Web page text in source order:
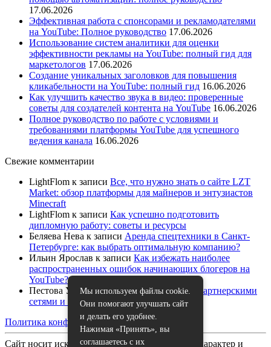
17.06.2026
Эффективная работа с спонсорами и рекламодателями
на YouTube: Полное руководство 17.06.2026
Использование систем аналитики для оценки
эффективности рекламы на YouTube: полный гид для
маркетологов 17.06.2026
Создание уникальных заголовков для повышения
кликабельности на YouTube: полный гид 16.06.2026
Как улучшить качество звука в видео: проверенные
советы для создателей контента на YouTube 16.06.2026
Полное руководство по работе с условиями и
требованиями платформы YouTube для успешного
ведения канала 16.06.2026
Свежие комментарии
LightFlom к записи Все, что нужно знать о сайте LZT
Market: обзор платформы для майнеров и энтузиастов
Minecraft
LightFlom к записи Как успешно подготовить
дипломную работу: советы и ресурсы
Беляева Нева к записи Аренда спецтехники в Санкт-
Петербурге: как выбрать оптимальную компанию?
Ильин Ярослав к записи Как избежать наиболее
распространенных ошибок начинающих блогеров на
YouTube?
Пестова Устина к записиКак работать с партнерскими
сетями и спонсорами на YouTube
Политика конфиденциальности|Карта сайта
Сайт носит исключительно информационный характер и
Мы используем файлы cookie.
Они помогают улучшать сайт
и делать его удобнее.
Нажимая «Принять», вы
соглашаетесь с их